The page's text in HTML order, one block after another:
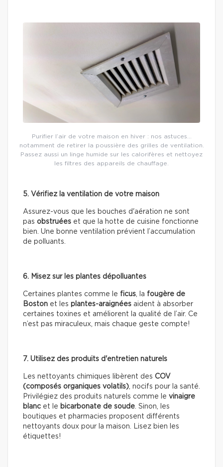
Purifier l’air de votre maison en hiver : nos astuces…
notamment de retirer la poussière des grilles de ventilation.
Passez aussi un linge humide sur les calorifères et nettoyez
les filtres des appareils de chauffage.
5. Vérifiez la ventilation de votre maison
Assurez-vous que les bouches d'aération ne sont
pas obstruées et que la hotte de cuisine fonctionne
bien. Une bonne ventilation prévient l’accumulation
de polluants.
6. Misez sur les plantes dépolluantes
Certaines plantes comme le ficus , la fougère de
Boston et les plantes-araignées aident à absorber
certaines toxines et améliorent la qualité de l’air. Ce
n’est pas miraculeux, mais chaque geste compte!
7. Utilisez des produits d'entretien naturels
Les nettoyants chimiques libèrent des COV
(composés organiques volatils) , nocifs pour la santé.
Privilégiez des produits naturels comme le vinaigre
blanc et le bicarbonate de soude . Sinon, les
boutiques et pharmacies proposent différents
nettoyants doux pour la maison. Lisez bien les
étiquettes!